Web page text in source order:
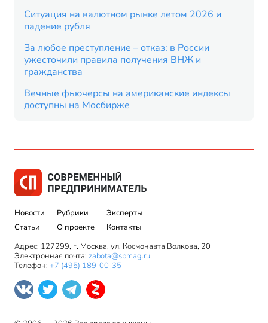
Ситуация на валютном рынке летом 2026 и
падение рубля
За любое преступление – отказ: в России
ужесточили правила получения ВНЖ и
гражданства
Вечные фьючерсы на американские индексы
доступны на Мосбирже
Новости
Статьи
Рубрики
О проекте
Эксперты
Контакты
Адрес: 127299, г. Москва, ул. Космонавта Волкова, 20
Электронная почта: zabota@spmag.ru
Телефон: +7 (495) 189-00-35